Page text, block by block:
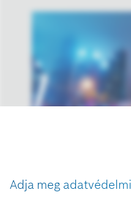
Adja meg
számára díjmentesen